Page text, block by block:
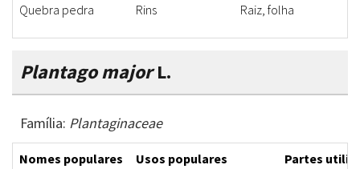
Quebra pedra
Rins Raiz, folha
Plantago majorL.
Família: Plantaginaceae
Nomes populares Usos populares
Partes